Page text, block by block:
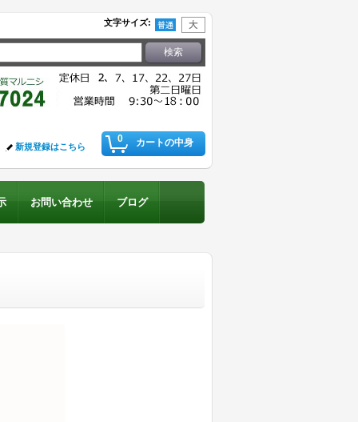
文字サイズ:
0 カートの中身
新規登録はこちら
お問い合わせ ブログ